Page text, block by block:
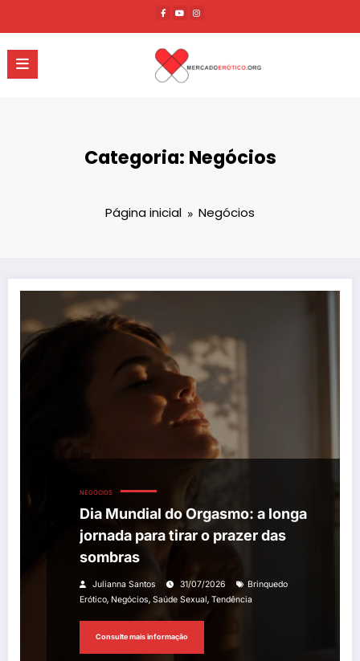
o
conteúdo
Categoria: Negócios
Página inicial Negócios
NEGÓCIOS
Dia Mundial do Orgasmo: a longa
jornada para tirar o prazer das
sombras
Julianna Santos 31/07/2026
Brinquedo
Erótico, Negócios, Saúde Sexual, Tendência
Consulte mais informação